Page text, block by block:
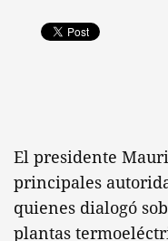
El presidente
principales
quienes dialogó
plantas